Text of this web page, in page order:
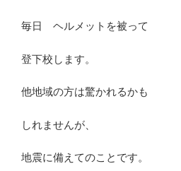
毎日 ヘルメットを被って
登下校します。
他地域の方は驚かれるかも
しれませんが、
地震に備えてのことです。